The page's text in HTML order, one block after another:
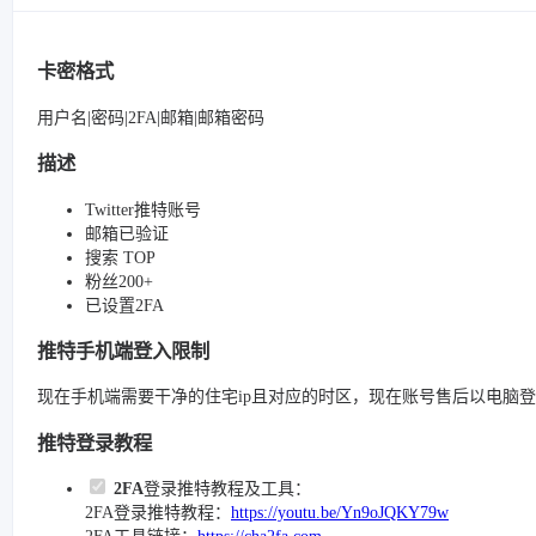
卡密格式
用户名|密码|2FA|邮箱|邮箱密码
描述
Twitter推特账号
邮箱已验证
搜索 TOP
粉丝200+
已设置2FA
推特手机端登入限制
现在手机端需要干净的住宅ip且对应的时区，现在账号售后以电脑登
推特登录教程
2FA登录推特教程及工具：
2FA登录推特教程： https://youtu.be/Yn9oJQKY79w